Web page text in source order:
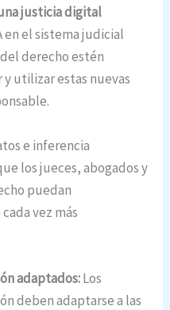
justicia digital
en el sistema judicial
derecho estén
utilizar estas nuevas
e inferencia
los jueces, abogados y
puedan
vez más
adaptados:Los
deben adaptarse a las